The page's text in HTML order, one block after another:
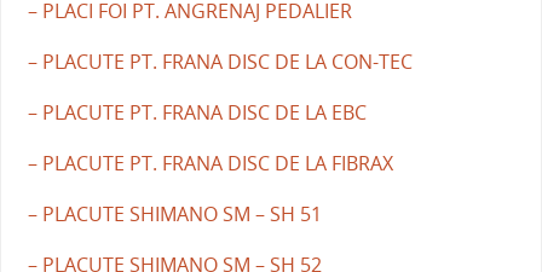
– PLACI FOI PT. ANGRENAJ PEDALIER
– PLACUTE PT. FRANA DISC DE LA CON-TEC
– PLACUTE PT. FRANA DISC DE LA EBC
– PLACUTE PT. FRANA DISC DE LA FIBRAX
– PLACUTE SHIMANO SM – SH 51
– PLACUTE SHIMANO SM – SH 52